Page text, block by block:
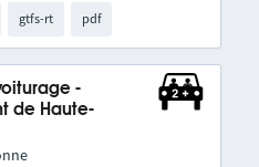
gtfs-rt pdf
-
de Haute-